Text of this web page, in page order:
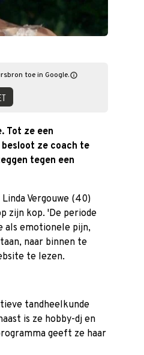
toe in Google.
Tot ze een
ze coach te
tegen een
Vergouwe (40)
zijn kop. 'De periode
als emotionele pijn,
naar binnen te
te lezen.
tandheelkunde
is ze hobby-dj en
geeft ze haar